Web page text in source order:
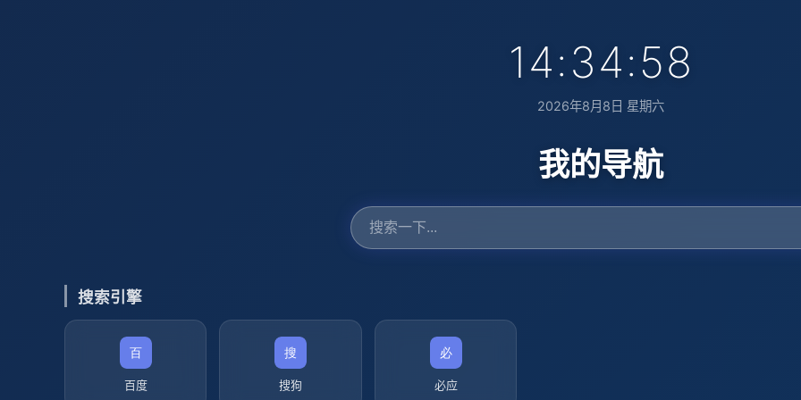
14:34:59
2026年8月8日 星期六
我的导航
搜索引擎
百度 搜狗 必应